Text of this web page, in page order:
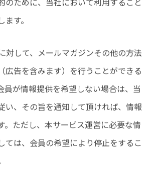
す。
対して、メールマガジンその他の方法
広告を含みます）を行うことができる
員が情報提供を希望しない場合は、当
い、その旨を通知して頂ければ、情報
。ただし、本サービス運営に必要な情
ては、会員の希望により停止をするこ